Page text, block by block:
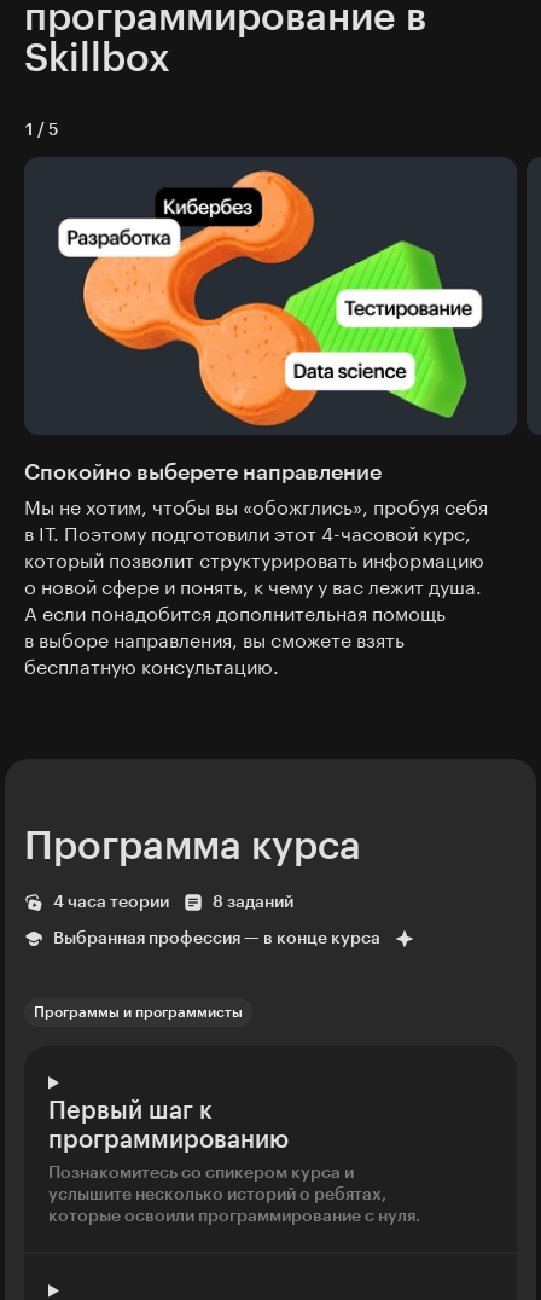
программирование в
Skillbox
1 / 5
Спокойно выберете направление
Мы не хотим, чтобы вы «обожглись», пробуя себя
в IT. Поэтому подготовили этот 4-часовой курс,
который позволит структурировать информацию
о новой сфере и понять, к чему у вас лежит душа.
А если понадобится дополнительная помощь
в выборе направления, вы сможете взять
бесплатную консультацию.
Программа курса
4 часа теории 8 заданий
Выбранная профессия — в конце курса
Программы и программисты
Первый шаг к
программированию
Познакомитесь со спикером курса и
услышите несколько историй о ребятах,
которые освоили программирование с нуля.